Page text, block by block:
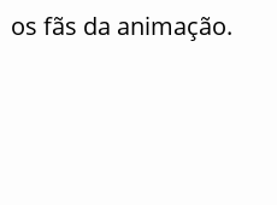
os fãs da animação.